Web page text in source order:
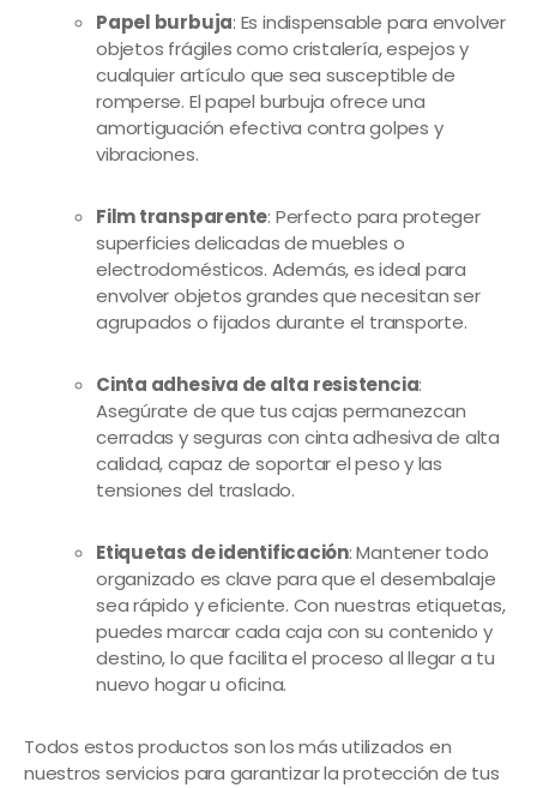
Papel burbuja: Es indispensable para envolver
objetos frágiles como cristalería, espejos y
cualquier artículo que sea susceptible de
romperse. El papel burbuja ofrece una
amortiguación efectiva contra golpes y
vibraciones.
Film transparente: Perfecto para proteger
superficies delicadas de muebles o
electrodomésticos. Además, es ideal para
envolver objetos grandes que necesitan ser
agrupados o fijados durante el transporte.
Cinta adhesiva de alta resistencia:
Asegúrate de que tus cajas permanezcan
cerradas y seguras con cinta adhesiva de alta
calidad, capaz de soportar el peso y las
tensiones del traslado.
Etiquetas de identificación: Mantener todo
organizado es clave para que el desembalaje
sea rápido y eficiente. Con nuestras etiquetas,
puedes marcar cada caja con su contenido y
destino, lo que facilita el proceso al llegar a tu
nuevo hogar u oficina.
Todos estos productos son los más utilizados en
nuestros servicios para garantizar la protección de tus